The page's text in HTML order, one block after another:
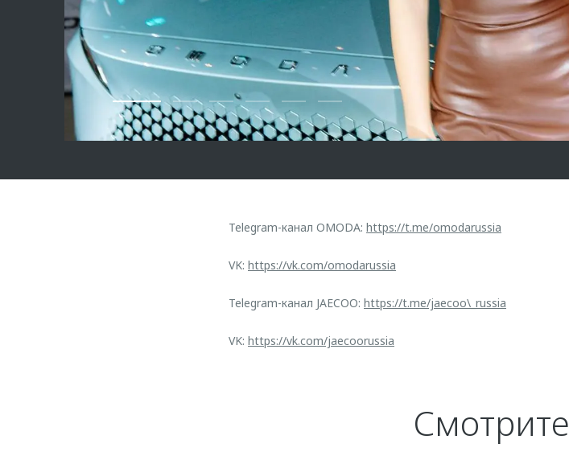
Telegram-канал OMODA: https://t.me/omodarussia
VK: https://vk.com/omodarussia
Telegram-канал JAECOO: https://t.me/jaecoo\_russia
VK: https://vk.com/jaecoorussia